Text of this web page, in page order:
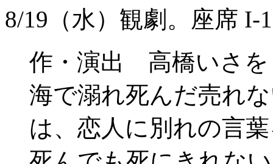
8/19（水）観劇。座席 I-
作・演出 高橋いさを
海で溺れ死んだ売れ
は、恋人に別れの言